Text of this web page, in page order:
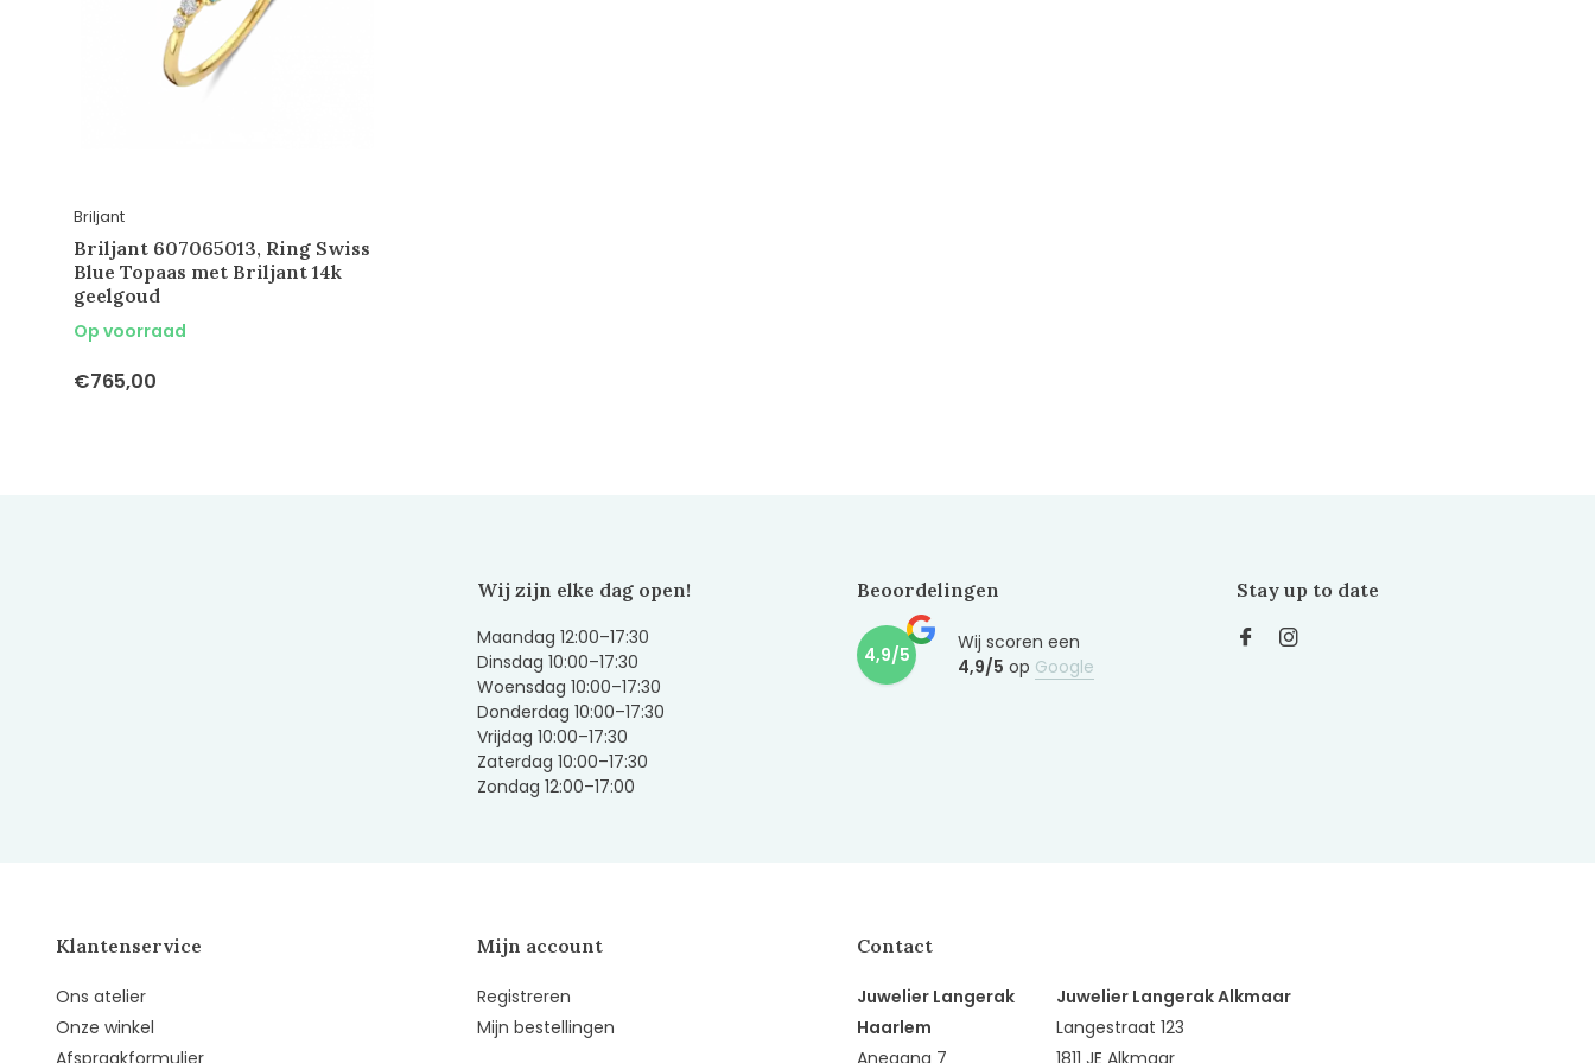
Briljant
Briljant 607065013, Ring Swiss
Blue Topaas met Briljant 14k
geelgoud
Op voorraad
€765,00
Wij zijn elke dag open!
Maandag 12:00–17:30
Dinsdag 10:00–17:30
Woensdag 10:00–17:30
Donderdag 10:00–17:30
Vrijdag 10:00–17:30
Zaterdag 10:00–17:30
Zondag 12:00–17:00
Beoordelingen
4,9/5
Wij scoren een
4,9/5 op Google
Stay up to date
Klantenservice
Ons atelier
Onze winkel
Mijn account
Registreren
Mijn bestellingen
Contact
Juwelier Langerak
Haarlem
Juwelier Langerak Alkmaar
Langestraat 123